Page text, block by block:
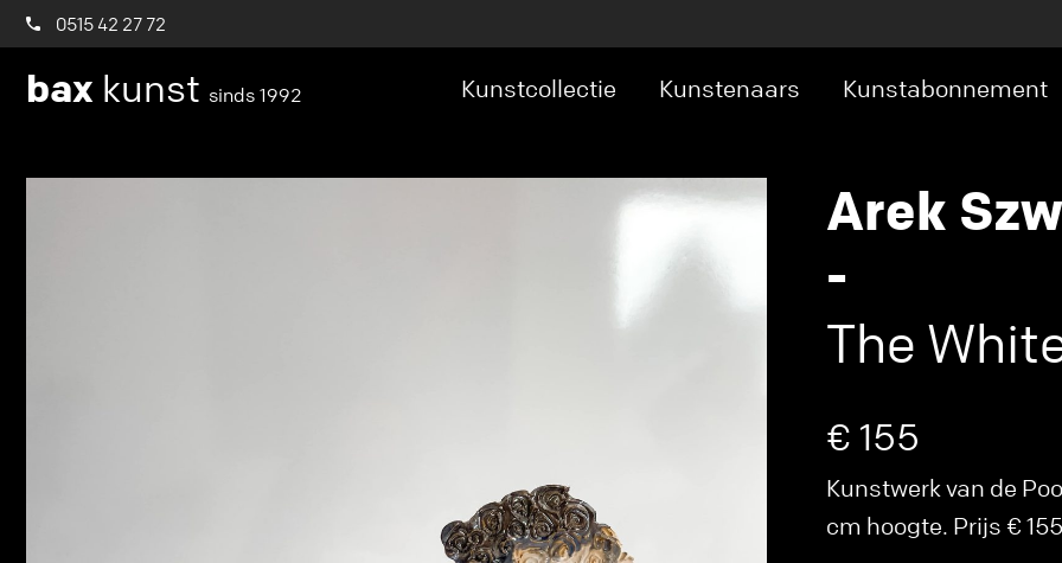
0515 42 27 72
bax kunst sinds 1992 Kunstcollectie Kunstenaars Kunstabonnement
Arek
-
The
€ 155
Kunstwerk van de
cm hoogte. Prijs €